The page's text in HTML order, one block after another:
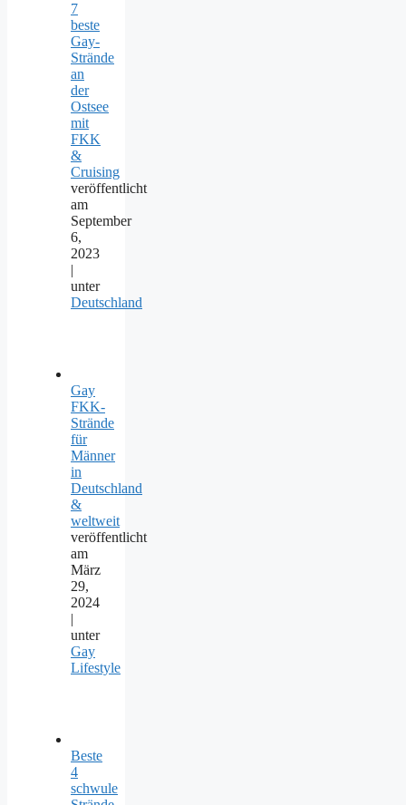
7
beste
Gay-
Strände
an
der
Ostsee
mit
FKK
&
Cruising
veröffentlicht
am
September
6,
2023
|
unter
Deutschland
Gay
FKK-
Strände
für
Männer
in
Deutschland
&
weltweit
veröffentlicht
am
März
29,
2024
|
unter
Gay
Lifestyle
Beste
4
schwule